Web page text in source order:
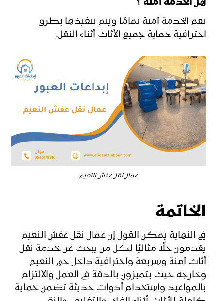
هل الخدمة آمنة ؟
نعم الخدمة آمنة تمامًا ويتم تنفيذها بطرق
احترافية لحماية جميع الأثاث أثناء النقل.
عمال نقل عفش النعيم
الخاتمة
في النهاية يمكن القول إن عمال نقل عفش النعيم
يقدمون حلًا مثاليًا لكل من يبحث عن خدمة نقل
أثاث آمنة وسريعة واحترافية داخل حي النعيم
وخارجه حيث يتميزون بالدقة في العمل والالتزام
بالمواعيد واستخدام أدوات حديثة تضمن حماية